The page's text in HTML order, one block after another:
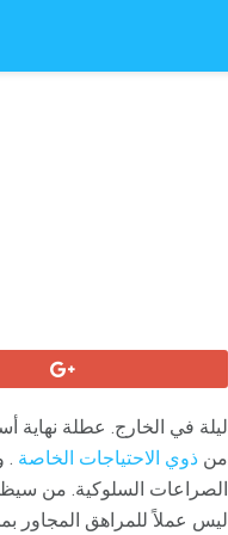
ليلة في الخارج. عطلة نهاية
من ذوي الاحتياجات الخاصة .
الصراعات السلوكية. من
ليس عملاً للمراهق المجاور